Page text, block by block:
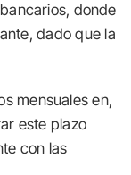
donde
dado que la
mensuales en,
este plazo
con las